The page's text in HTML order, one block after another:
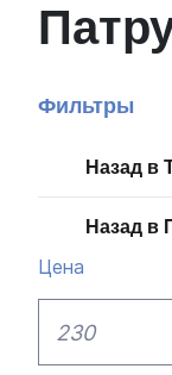
Фильтры
Назад в
Назад в
Цена